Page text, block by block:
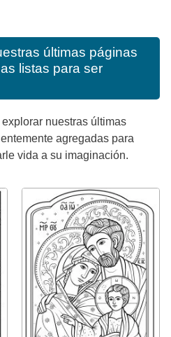
últimas páginas
listas para ser
nuestras últimas
agregadas para
vida a su imaginación.